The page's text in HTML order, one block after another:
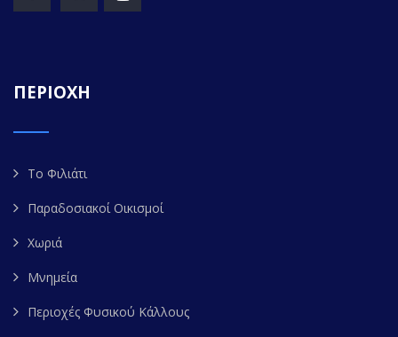
ΠΕΡΙΟΧΗ
Το Φιλιάτι
Παραδοσιακοί Οικισμοί
Χωριά
Μνημεία
Περιοχές Φυσικού Κάλλους